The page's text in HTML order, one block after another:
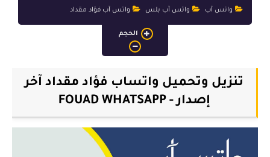
تصميم و جرافيك واتس آب واتس آب بلس واتس آب فؤاد مقداد
الحجم
تنزيل وتحميل واتساب فؤاد مقداد آخر
إصدار - FOUAD WHATSAPP